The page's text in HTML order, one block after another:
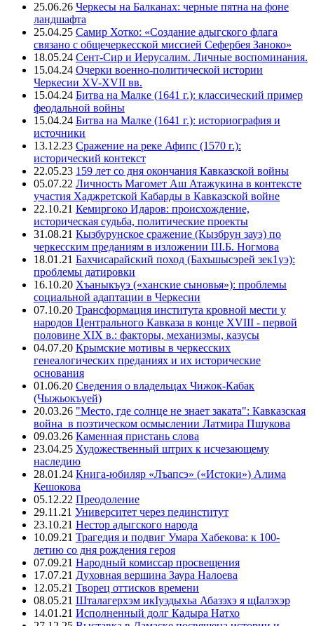
25.06.26 Черкесы на Балканах: черные пятна на фоне
ландшафта
25.04.25 Самир Хотко: «Создание адыгского флага
связано с общечеркесской миссией Сефербея Заноко»
18.05.24 Сент-Сир и Иерусалим. Личные воспоминания.
15.04.24 Очерки военно-политической истории
Черкесии XV-XVII вв.
15.04.24 Битва на Малке (1641 г.): классический пример
феодальной войны
15.04.24 Битва на Малке (1641 г.): историография и
источники
13.12.23 Сражение на реке Афипс (1570 г.):
исторический контекст
22.05.23 159 лет со дня окончания Кавказской войны
05.07.22 Личность Магомет Аш Атажукина в контексте
участия Хаджретской Кабарды в Кавказской войне
22.10.21 Кемиргоко Идаров: происхождение,
историческая судьба, политические проекты
31.08.21 Кызбурунское сражение (Кызбрун зауэ) по
черкесским преданиям в изложении Ш.Б. Ногмова
18.01.21 Бахчисарайский поход (Бахъшысэрей зек1уэ):
проблемы датировки
16.10.20 Хъаныкъуэ («ханские сыновья»): проблемы
социальной адаптации в Черкесии
07.10.20 Трансформация института кровной мести у
народов Центрального Кавказа в конце XVIII - первой
половине XIX в.: факторы, механизмы, казусы
04.07.20 Крымские мотивы в черкесских
генеалогических преданиях и их исторические
основания
01.06.20 Сведения о владельцах Чижок-Кабак
(Чыжьокъуей)
20.03.26 "Место, где солнце не знает заката": Кавказская
война в поэтическом осмыслении Латмира Пшукова
09.03.26 Каменная пристань слова
23.04.25 Художественный штрих к исчезающему
наследию
28.01.24 Книга-юбиляр «Лъапсэ» («Истоки») Алима
Кешокова
05.12.22 Преодоление
29.11.21 Университет через пединститут
23.10.21 Нестор адыгского народа
10.09.21 Трагедия и подвиг Умара Хабекова: к 100-
летию со дня рождения героя
07.09.21 Народный комиссар просвещения
17.07.21 Духовная вершина Заура Налоева
12.05.21 Творец оттисков времени
08.05.21 Шталагерхэм икIуэдыхьа Абазэхэ я щIалэхэр
14.01.21 Исполненный долг Кадыра Натхо